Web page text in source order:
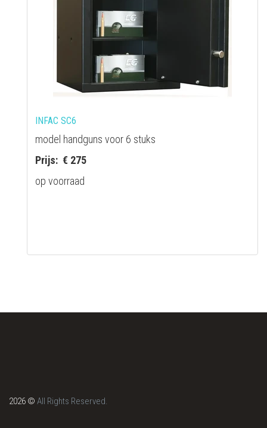
INFAC SC6
model handguns voor 6 stuks
Prijs: € 275
op voorraad
2026 © All Rights Reserved.